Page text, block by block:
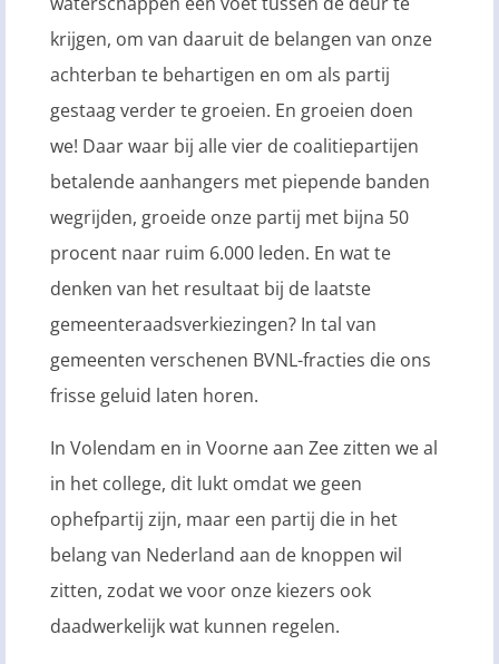
krijgen, om van daaruit de belangen van onze
achterban te behartigen en om als partij
gestaag verder te groeien. En groeien doen
we! Daar waar bij alle vier de coalitiepartijen
betalende aanhangers met piepende banden
wegrijden, groeide onze partij met bijna 50
procent naar ruim 6.000 leden. En wat te
denken van het resultaat bij de laatste
gemeenteraadsverkiezingen? In tal van
gemeenten verschenen BVNL-fracties die ons
frisse geluid laten horen.
In Volendam en in Voorne aan Zee zitten we al
in het college, dit lukt omdat we geen
ophefpartij zijn, maar een partij die in het
belang van Nederland aan de knoppen wil
zitten, zodat we voor onze kiezers ook
daadwerkelijk wat kunnen regelen.